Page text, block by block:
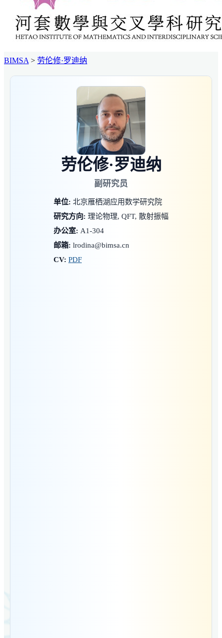
BIMSA > 劳伦修·罗迪纳
劳伦修·罗迪纳
副研究员
单位: 北京雁栖湖应用数学研究院
研究方向: 理论物理, QFT, 散射振幅
办公室: A1-304
邮箱: lrodina@bimsa.cn
CV: PDF